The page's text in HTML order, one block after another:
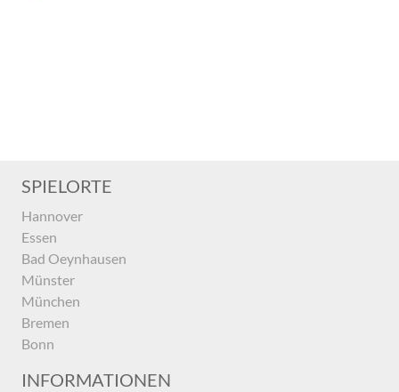
SPIELORTE
Hannover
Essen
Bad Oeynhausen
Münster
München
Bremen
Bonn
INFORMATIONEN